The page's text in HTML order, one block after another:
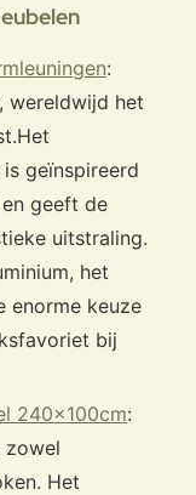
:
wereldwijd het
Het
geïnspireerd
geeft de
uitstraling.
het
enorme keuze
bij
240x100cm:
zowel
Het